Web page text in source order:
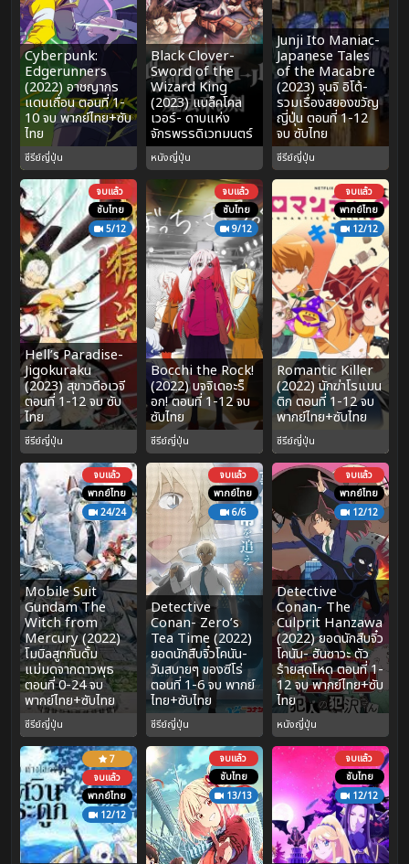
Cyberpunk:
Edgerunners
(2022) อาชญากร
แดนเถื่อน ตอนที่ 1-
10 จบ พากย์ไทย+ซับ
ไทย
ซีรีย์ญี่ปุ่น
Black Clover-
Sword of the
Wizard King
(2023) แบล็คโคล
เวอร์- ดาบแห่ง
จักรพรรดิเวทมนตร์
หนังญี่ปุ่น
Junji Ito Maniac-
Japanese Tales
of the Macabre
(2023) จุนจิ อิโต้-
รวมเรื่องสยองขวัญ
ญี่ปุ่น ตอนที่ 1-12
จบ ซับไทย
ซีรีย์ญี่ปุ่น
จบแล้ว
ซับไทย
5/12
Hell’s Paradise-
Jigokuraku
(2023) สุขาวดีอเวจี
ตอนที่ 1-12 จบ ซับ
ไทย
ซีรีย์ญี่ปุ่น
จบแล้ว
ซับไทย
9/12
Bocchi the Rock!
(2022) บจจิเดอะร็
อก! ตอนที่ 1-12 จบ
ซับไทย
ซีรีย์ญี่ปุ่น
จบแล้ว
พากย์ไทย
12/12
Romantic Killer
(2022) นักฆ่าโรแมน
ติก ตอนที่ 1-12 จบ
พากย์ไทย+ซับไทย
ซีรีย์ญี่ปุ่น
จบแล้ว
พากย์ไทย
24/24
Mobile Suit
Gundam The
Witch from
Mercury (2022)
โมบิลสูทกันดั้ม
แม่มดจากดาวพุธ
ตอนที่ 0-24 จบ
พากย์ไทย+ซับไทย
ซีรีย์ญี่ปุ่น
จบแล้ว
พากย์ไทย
6/6
Detective
Conan- Zero’s
Tea Time (2022)
ยอดนักสืบจิ๋วโคนัน-
วันสบายๆ ของซีโร่
ตอนที่ 1-6 จบ พากย์
ไทย+ซับไทย
ซีรีย์ญี่ปุ่น
จบแล้ว
พากย์ไทย
12/12
Detective
Conan- The
Culprit Hanzawa
(2022) ยอดนักสืบจิ๋ว
โคนัน- ฮันซาวะ ตัว
ร้ายสุดโหด ตอนที่ 1-
12 จบ พากย์ไทย+ซับ
ไทย
หนังญี่ปุ่น
7
จบแล้ว
พากย์ไทย
12/12
จบแล้ว
ซับไทย
13/13
จบแล้ว
ซับไทย
12/12